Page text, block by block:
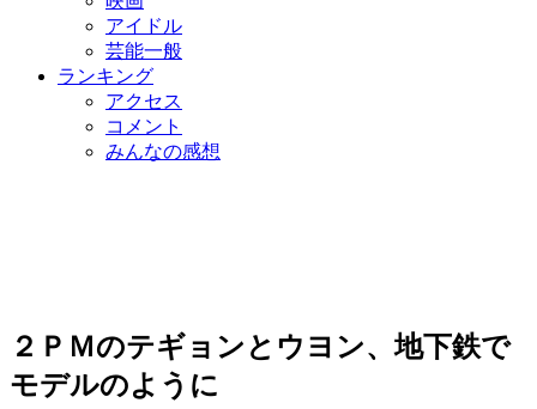
アイドル
芸能一般
ランキング
アクセス
コメント
みんなの感想
２ＰＭのテギョンとウヨン、地下鉄で
モデルのように